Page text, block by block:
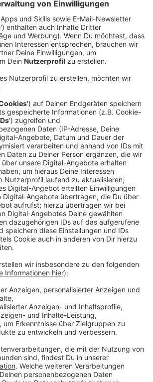
sollen drei dunkel gekleidete
zu Boden gezerrt haben, um ihm
nach einem ähnlichen Schema
überfallen und ausgeraubt haben.
leicht verletzt, beide Male sollen
Umfeld des Fährhafens
gegen 22 Uhr. Die Polizei
es dieselben Täter waren oder ein
zwischen den Taten besteht. Deshalb
Zeugen angewiesen, die am
Montag gegen 22 Uhr etwas
Nähe des Fährhafens beobachtet
zum Tatgeschehen oder den
können, werden
gebeten, sich
0221 229-0 oder per E-Mail an
bei den Ermittlern des
14 zu melden.
aus Leverkusen: